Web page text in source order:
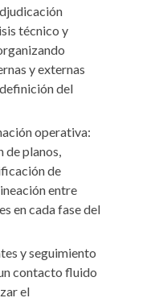
técnico y
y externas
del
operativa:
de planos,
de
entre
en cada fase del
y seguimiento
contacto fluido
el